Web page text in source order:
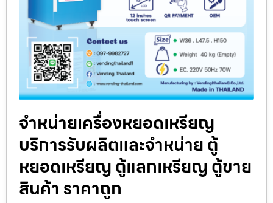
จำหน่ายเครื่องหยอดเหรียญ
บริการรับผลิตและจำหน่าย ตู้
หยอดเหรียญ ตู้แลกเหรียญ ตู้ขาย
สินค้า ราคาถูก